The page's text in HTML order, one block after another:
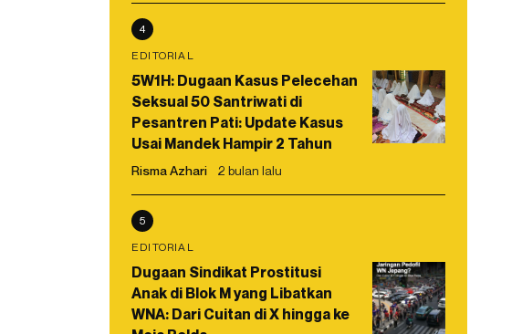
4
EDITORIAL
5W1H: Dugaan Kasus Pelecehan
Seksual 50 Santriwati di
Pesantren Pati: Update Kasus
Usai Mandek Hampir 2 Tahun
Risma Azhari 2 bulan lalu
5
EDITORIAL
Dugaan Sindikat Prostitusi
Anak di Blok M yang Libatkan
WNA: Dari Cuitan di X hingga ke